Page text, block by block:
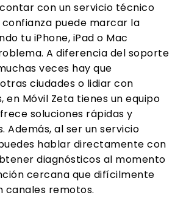
con un servicio técnico
puede marcar la
tu iPhone, iPad o Mac
A diferencia del soporte
veces hay que
ciudades o lidiar con
en Móvil Zeta tienes un equipo
soluciones rápidas y
Además, al ser un servicio
hablar directamente con
diagnósticos al momento
cercana que difícilmente
canales remotos.